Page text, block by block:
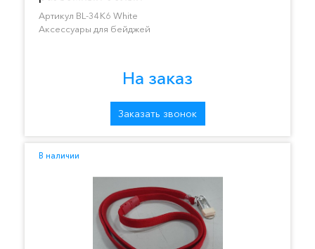
Артикул BL-34K6 White
Аксессуары для бейджей
На заказ
Заказать звонок
В наличии